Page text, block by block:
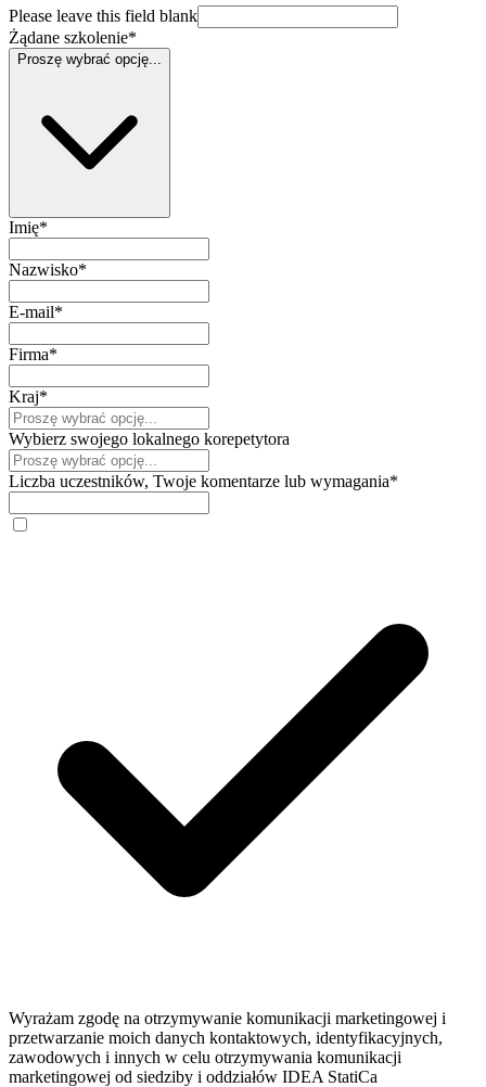
Please leave this field blank
Żądane szkolenie*
Proszę wybrać opcję...
Imię*
Nazwisko*
E-mail*
Firma*
Kraj*
Wybierz swojego lokalnego korepetytora
Liczba uczestników, Twoje komentarze lub wymagania*
Wyrażam zgodę na otrzymywanie komunikacji marketingowej i
przetwarzanie moich danych kontaktowych, identyfikacyjnych,
zawodowych i innych w celu otrzymywania komunikacji
marketingowej od siedziby i oddziałów IDEA StatiCa